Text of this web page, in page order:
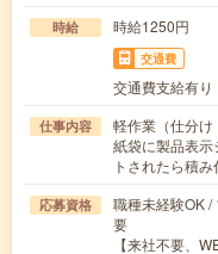
時給 時給1250円
交通費
交通費支給有り
仕事内容
軽作業（仕分け
紙袋に製品表示
トされたら積
応募資格
職種未経験OK /
要
【来社不要、